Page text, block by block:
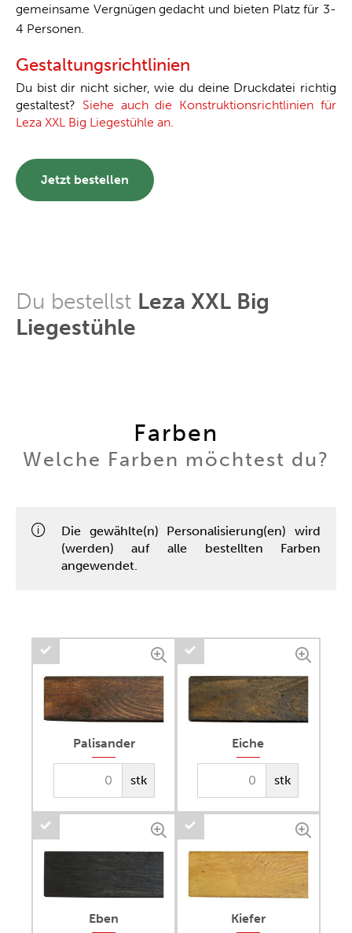
gemeinsame Vergnügen gedacht und bieten Platz für 3-
4 Personen.
Gestaltungsrichtlinien
Du bist dir nicht sicher, wie du deine Druckdatei richtig
gestaltest? Siehe auch die Konstruktionsrichtlinien für
Leza XXL Big Liegestühle an.
Jetzt bestellen
Du bestellst Leza XXL Big
Liegestühle
Farben
Welche Farben möchtest du?
Die gewählte(n) Personalisierung(en) wird
(werden) auf alle bestellten Farben
angewendet.
Palisander
stk
Eiche
stk
Eben Kiefer